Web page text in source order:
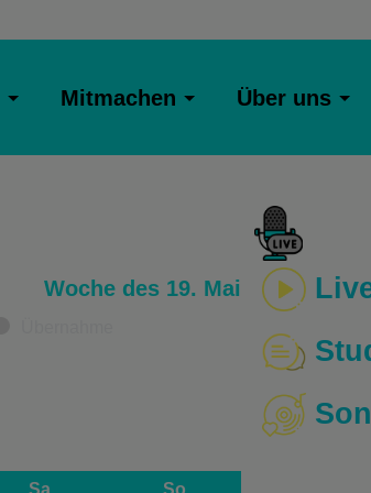
Mitmachen Über uns
Woche des 19. Mai